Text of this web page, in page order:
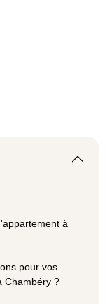
à
pour vos
Chambéry ?